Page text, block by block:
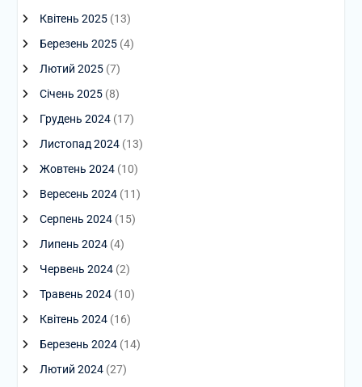
Квітень 2025(13)
Березень 2025(4)
Лютий 2025(7)
Січень 2025(8)
Грудень 2024(17)
Листопад 2024(13)
Жовтень 2024(10)
Вересень 2024(11)
Серпень 2024(15)
Липень 2024(4)
Червень 2024(2)
Травень 2024(10)
Квітень 2024(16)
Березень 2024(14)
Лютий 2024(27)